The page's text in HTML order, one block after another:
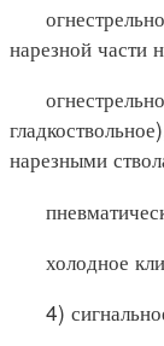
нарезной части
нарезными
холодное
4)